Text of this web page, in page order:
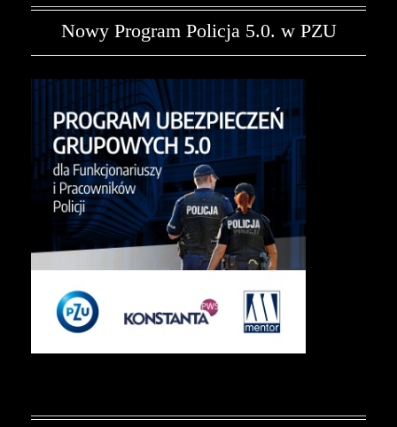
Nowy Program Policja 5.0. w PZU